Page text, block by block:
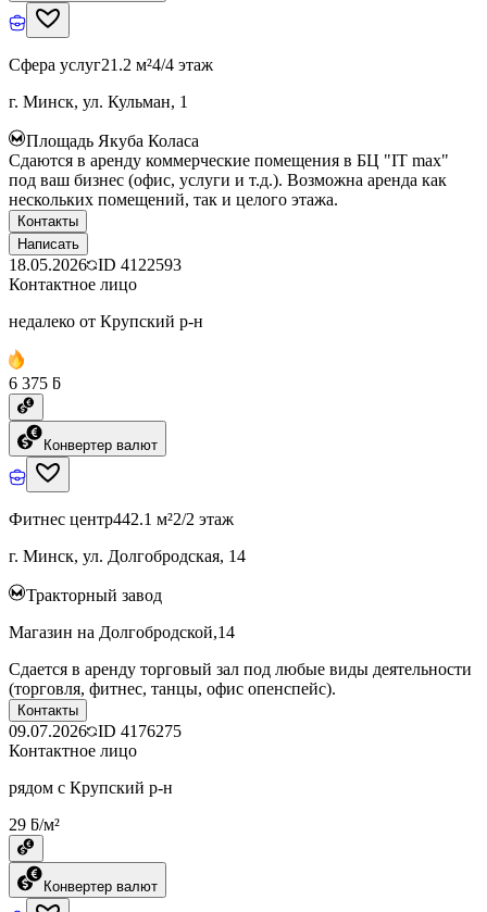
Сфера услуг21.2 м²4/4 этаж
г. Минск, ул. Кульман, 1
Площадь Якуба Коласа
Сдаются в аренду коммерческие помещения в БЦ "IT max"
под ваш бизнес (офис, услуги и т.д.). Возможна аренда как
нескольких помещений, так и целого этажа.
Контакты
Написать
18.05.2026 ID 4122593
Контактное лицо
недалеко от Крупский р-н
6 375 ƃ
Конвертер валют
Фитнес центр442.1 м²2/2 этаж
г. Минск, ул. Долгобродская, 14
Тракторный завод
Магазин на Долгобродской,14
Сдается в аренду торговый зал под любые виды деятельности
(торговля, фитнес, танцы, офис опенспейс).
Контакты
09.07.2026 ID 4176275
Контактное лицо
рядом с Крупский р-н
29 ƃ/м²
Конвертер валют